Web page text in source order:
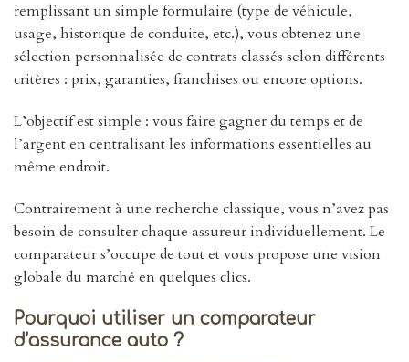
remplissant un simple formulaire (type de véhicule,
usage, historique de conduite, etc.), vous obtenez une
sélection personnalisée de contrats classés selon différents
critères : prix, garanties, franchises ou encore options.
L’objectif est simple : vous faire gagner du temps et de
l’argent en centralisant les informations essentielles au
même endroit.
Contrairement à une recherche classique, vous n’avez pas
besoin de consulter chaque assureur individuellement. Le
comparateur s’occupe de tout et vous propose une vision
globale du marché en quelques clics.
Pourquoi utiliser un comparateur
d’assurance auto ?